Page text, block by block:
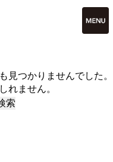
見つかりませんでした。
れません。